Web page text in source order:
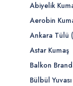
Abiyelik
Aerobin
Ankara Tülü
Astar Kumaş
Balkon
Bülbül